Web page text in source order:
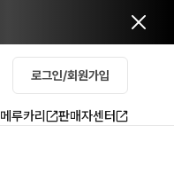
로그인/회원가입
메루카리 판매자센터